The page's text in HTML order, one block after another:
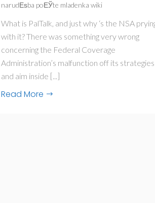
narudЕѕba poЕЎte mladenka wiki
What is PalTalk, and just why ‘s the NSA
with it? There was something very wrong
concerning the Federal Coverage
Administration’s malfunction off its strategies
and aim inside [...]
Read More